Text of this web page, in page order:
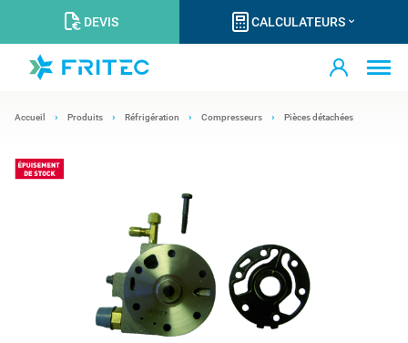
DEVIS CALCULATEURS
Accueil Produits Réfrigération Compresseurs Pièces détachées